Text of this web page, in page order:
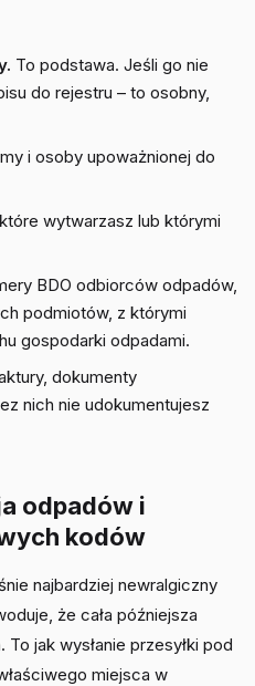
To podstawa. Jeśli go nie
do rejestru – to osobny,
i osoby upoważnionej do
wytwarzasz lub którymi
BDO odbiorców odpadów,
podmiotów, z którymi
gospodarki odpadami.
dokumenty
nich nie udokumentujesz
odpadów i
kodów
najbardziej newralgiczny
że cała późniejsza
jak wysłanie przesyłki pod
miejsca w